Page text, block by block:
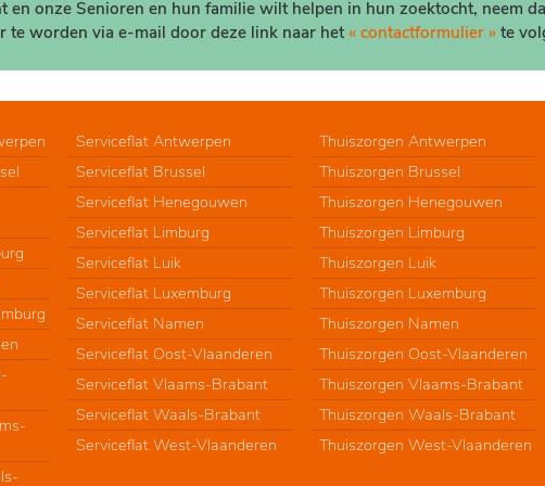
en onze Senioren en hun familie wilt helpen in hun zoektocht, neem
te worden via e-mail door deze link naar het « contactformulier » te
Serviceflat Antwerpen
Serviceflat Brussel
Serviceflat Henegouwen
Serviceflat Limburg
Serviceflat Luik
Serviceflat Luxemburg
Serviceflat Namen
Serviceflat Oost-Vlaanderen
Serviceflat Vlaams-Brabant
Serviceflat Waals-Brabant
Serviceflat West-Vlaanderen
Thuiszorgen Antwerpen
Thuiszorgen Brussel
Thuiszorgen Henegouwen
Thuiszorgen Limburg
Thuiszorgen Luik
Thuiszorgen Luxemburg
Thuiszorgen Namen
Thuiszorgen Oost-Vlaanderen
Thuiszorgen Vlaams-Brabant
Thuiszorgen Waals-Brabant
Thuiszorgen West-Vlaanderen